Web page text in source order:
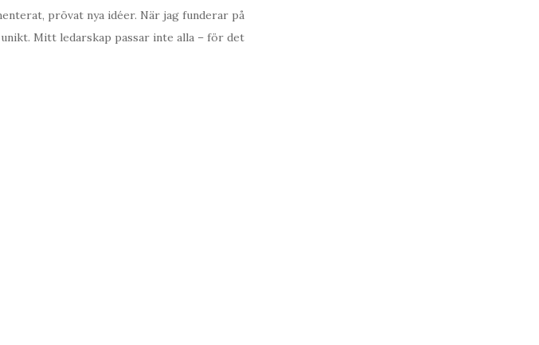
prövat nya idéer. När jag funderar på
Mitt ledarskap passar inte alla – för det